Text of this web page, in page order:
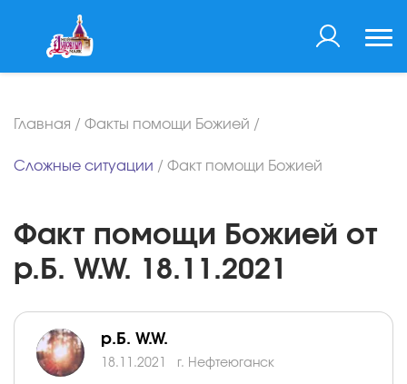
Главная / Факты помощи Божией /
Сложные ситуации / Факт помощи Божией
Факт помощи Божией от
р.Б. W.W. 18.11.2021
р.Б. W.W.
18.11.2021 г. Нефтеюганск